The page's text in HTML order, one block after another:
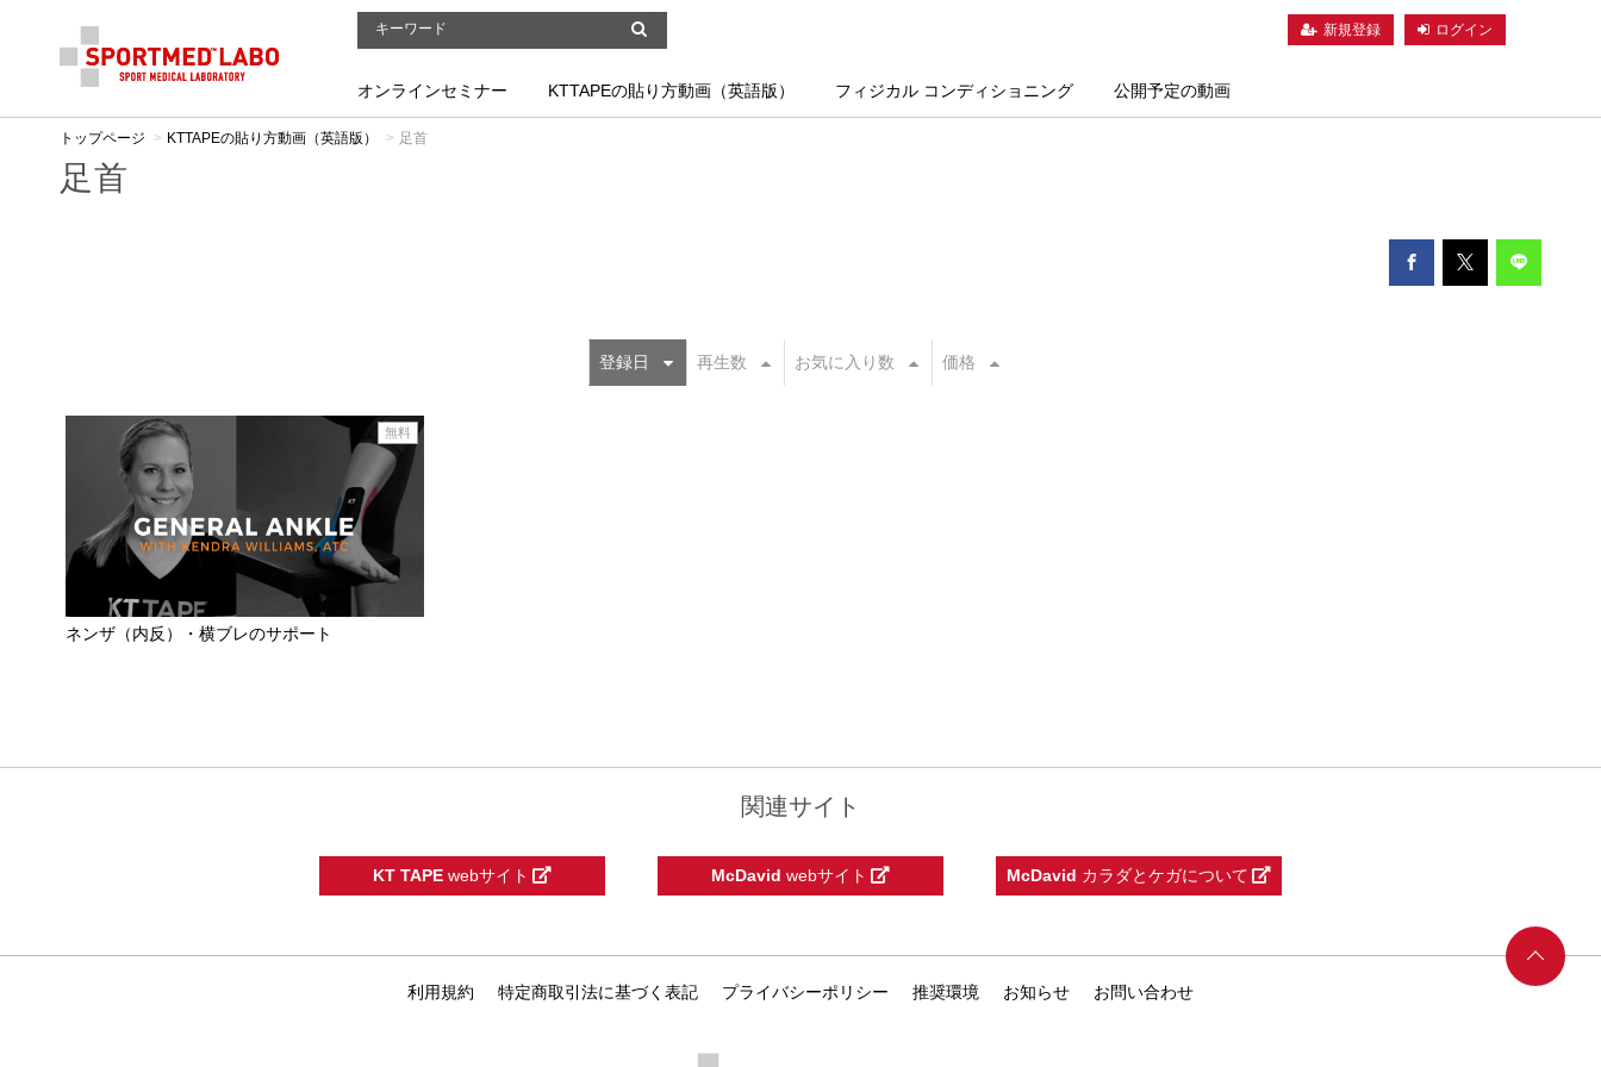
新規登録 ログイン
オンラインセミナー KTTAPEの貼り方動画（英語版） フィジカル コンディショニング 公開予定の動画
トップページ KTTAPEの貼り方動画（英語版） 足首
足首
登録日 再生数 お気に入り数 価格
ネンザ（内反）・横ブレのサポート
無料
関連サイト
KT TAPE webサイト McDavid webサイト McDavid カラダとケガについて
利用規約 特定商取引法に基づく表記 プライバシーポリシー 推奨環境 お知らせ お問い合わせ